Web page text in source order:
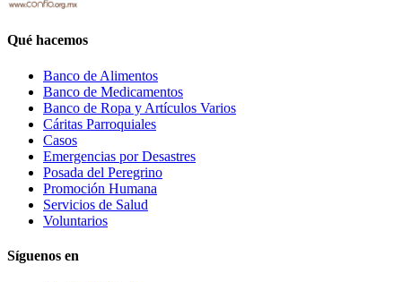
Qué hacemos
Banco de Alimentos
Banco de Medicamentos
Banco de Ropa y Artículos Varios
Cáritas Parroquiales
Casos
Emergencias por Desastres
Posada del Peregrino
Promoción Humana
Servicios de Salud
Voluntarios
Síguenos en